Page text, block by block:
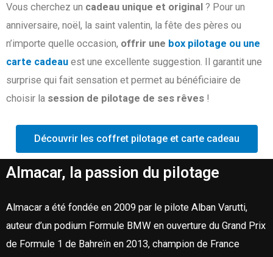
Vous cherchez un cadeau unique et original ? Pour un
anniversaire, noël, la saint valentin, la fête des pères ou
n’importe quelle occasion, offrir une box pilotage ou une
carte cadeau est une excellente suggestion. Il garantit une
surprise qui fait sensation et permet au bénéficiaire de
choisir la session de pilotage de ses rêves !
Découvrir les coffret pilotage et carte cadeau
Almacar, la passion du pilotage
Almacar a été fondée en 2009 par le pilote Alban Varutti,
auteur d’un podium Formule BMW en ouverture du Grand Prix
de Formule 1 de Bahreïn en 2013, champion de France